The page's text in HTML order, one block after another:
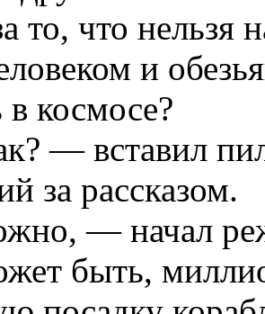
то, что нельзя
и
в космосе?
— вставил
за рассказом.
— начал
быть,